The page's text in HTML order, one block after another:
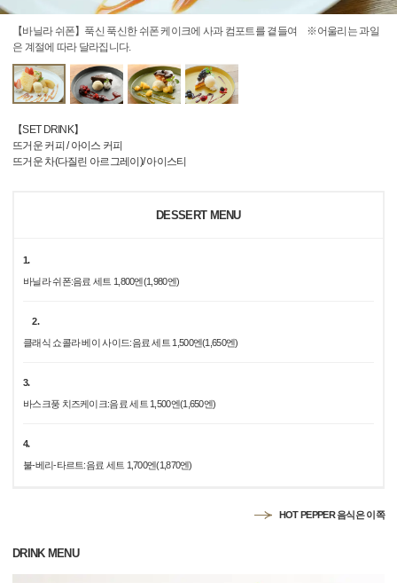
【바닐라 쉬폰】푹신 푹신한 쉬폰 케이크에 사과 컴포트를 곁들여 ※어울리는 과일
은 계절에 따라 달라집니다.
【SET DRINK】
뜨거운 커피 / 아이스 커피
뜨거운 차(다질린 아르그레이)/ 아이스티
DESSERT MENU
1.
바닐라 쉬폰:음료 세트 1,800엔(1,980엔)
2.
클래식 쇼콜라 베이 사이드:음료 세트 1,500엔(1,650엔)
3.
바스크풍 치즈케이크:음료 세트 1,500엔(1,650엔)
4.
불-베리-타르트:음료 세트 1,700엔(1,870엔)
HOT PEPPER 음식은 이쪽
DRINK MENU